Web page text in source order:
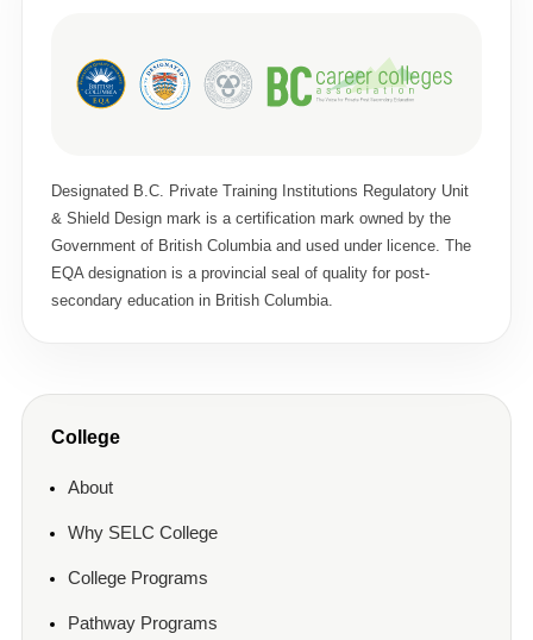
Designated B.C. Private Training Institutions Regulatory Unit
& Shield Design mark is a certification mark owned by the
Government of British Columbia and used under licence. The
EQA designation is a provincial seal of quality for post-
secondary education in British Columbia.
College
About
Why SELC College
College Programs
Pathway Programs